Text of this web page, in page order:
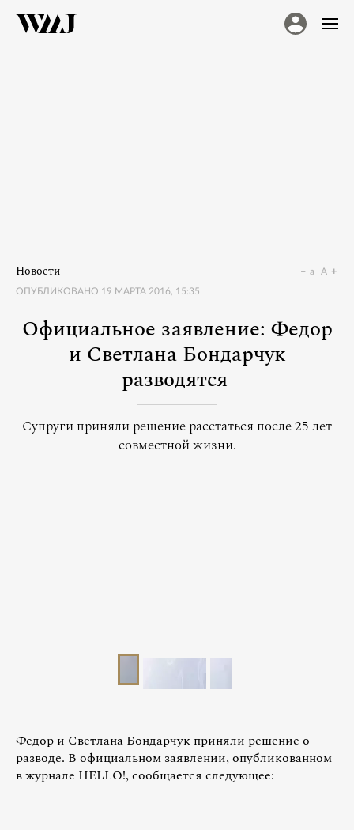
Новости
ОПУБЛИКОВАНО 19 МАРТА 2016, 15:35
a A
Официальное заявление: Федор
и Светлана Бондарчук
разводятся
Супруги приняли решение расстаться после 25 лет
совместной жизни.
Федор и Светлана Бондарчук приняли решение о
разводе. В официальном заявлении, опубликованном
в журнале HELLO!, сообщается следующее: